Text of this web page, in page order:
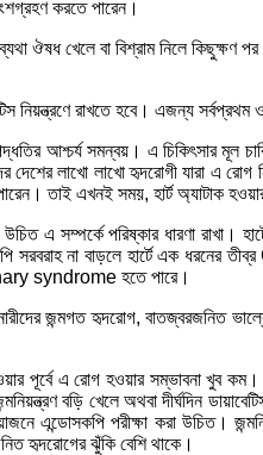
করতে পারেন।
ঔষধ খেলে বা বিশ্রাম নিলে
রাখতে হবে। এজন্য
আশ্চর্য সমন্বয়। এ চিকিৎসার মূল
লাখো লাখো হৃদরোগী যারা এ
তাই এখনই সময়, হার্ট অ্যাটাক
পরিষ্কার ধারণা রাখা।
তথাপি সরবরাহ না বাড়লে
syndrome হতে পারে।
জন্মগত হৃদরোগ, বাতজ্বরজনিত
পূর্বে এ রোগ হওয়ার সম্ভাবনা
বড়ি খেলে অথবা দীর্ঘদিন
এন্ডোসকপি পরীক্ষা করা উচিত।
হৃদরোগের ঝুঁকি বেশি থাকে।